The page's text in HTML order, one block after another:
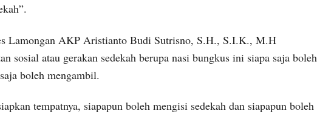
Lamongan AKP Aristianto Budi Sutrisno, S.H., S.I.K., M.H
sosial atau gerakan sedekah berupa nasi bungkus ini siapa saja boleh
boleh mengambil.
tempatnya, siapapun boleh mengisi sedekah dan siapapun boleh